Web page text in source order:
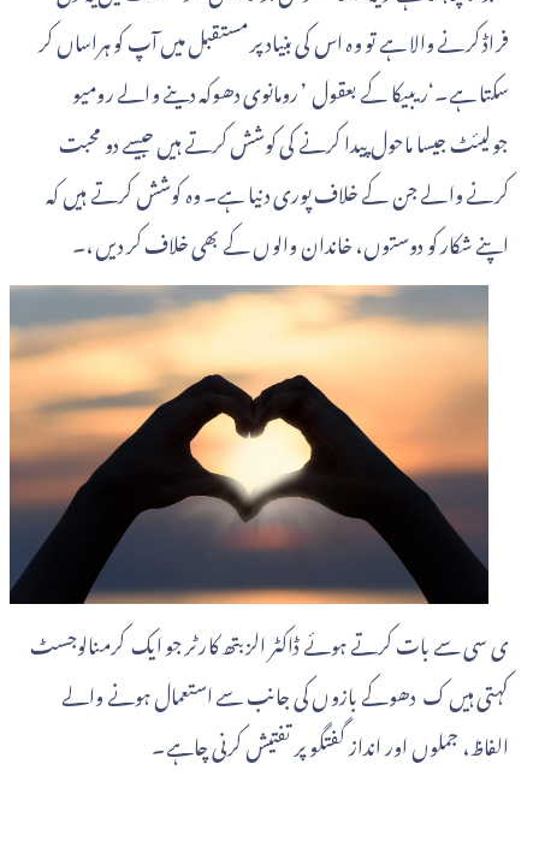
فراڈ کرنے والا ہے تو وہ اس کی بنیاد پر مستقبل میں آپ کو ہراساں کر
سکتا ہے۔‘ریبیکا کے بعقول ’رومانوی دھوکہ دینے والے رومیو
جولیئٹ جیسا ماحول پیدا کرنے کی کوشش کرتے ہیں جیسے دو محبت
کرنے والے جن کے خلاف پوری دنیا ہے۔ وہ کوشش کرتے ہیں کہ
اپنے شکار کو دوستوں، خاندان والوں کے بھی خلاف کر دیں،۔
ی سی سے بات کرتے ہوئے ڈاکٹر الزبتھ کارٹر جو ایک کرمنالوجسٹ
کہتی ہیں ک دھوکے بازوں کی جانب سے استعمال ہونے والے
الفاظ، جملوں اور انداز گفتگو پر تفتیش کرنی چاہے۔